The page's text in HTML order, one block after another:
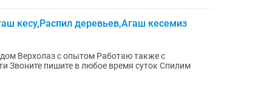
кесу,Распил деревьев,Агаш кесемиз
с опытом Работаю также с
Звоните пишите в любое время суток Спилим